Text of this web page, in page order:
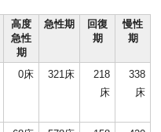
高度
急性
期
急性期
回復
期
慢性
期
0床 321床
218
床
338
床